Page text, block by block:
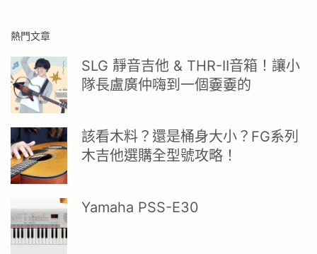
熱門文章
SLG 靜音吉他 & THR-II音箱！讓小
隊長盧廣仲嗨到一個嫑嫑的
該看木料？還是桶身大小？FG系列
木吉他選購全型號攻略！
Yamaha PSS-E30